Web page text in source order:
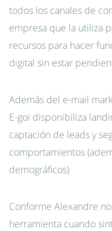
todos los canales de
empresa que la utiliza
recursos para hacer
digital sin estar
Además del e-mail
E-goi disponibiliza
captación de leads y
comportamientos
demográficos)
Conforme Alexandre
herramienta cuando